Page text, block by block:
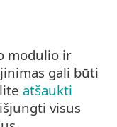
modulio ir
gali būti
atšaukti
visus